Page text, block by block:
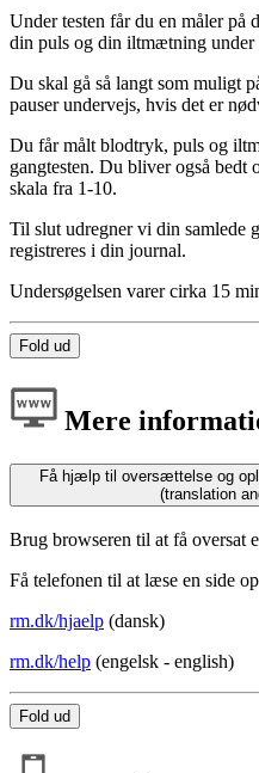
Under testen får du en måler på
din puls og din iltmætning under
Du skal gå så langt som muligt
pauser undervejs, hvis det er
Du får målt blodtryk, puls og
gangtesten. Du bliver også bedt
skala fra 1-10.
Til slut udregner vi din samlede
registreres i din journal.
Undersøgelsen varer cirka 15
Fold ud
Mere
Få hjælp til oversættelse og
(translation
Brug browseren til at få oversat
Få telefonen til at læse en side
rm.dk/hjaelp (dansk)
rm.dk/help (engelsk - english)
Fold ud